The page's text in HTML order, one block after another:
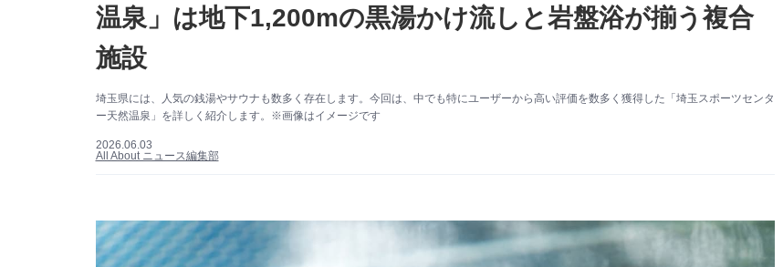
温泉」は地下1,200mの黒湯かけ流しと岩盤浴が揃う複合
施設
埼玉県には、人気の銭湯やサウナも数多く存在します。今回は、中でも特にユーザーから高い評価を数多く獲得した「埼玉スポーツセンタ
ー天然温泉」を詳しく紹介します。※画像はイメージです
2026.06.03
All About ニュース編集部